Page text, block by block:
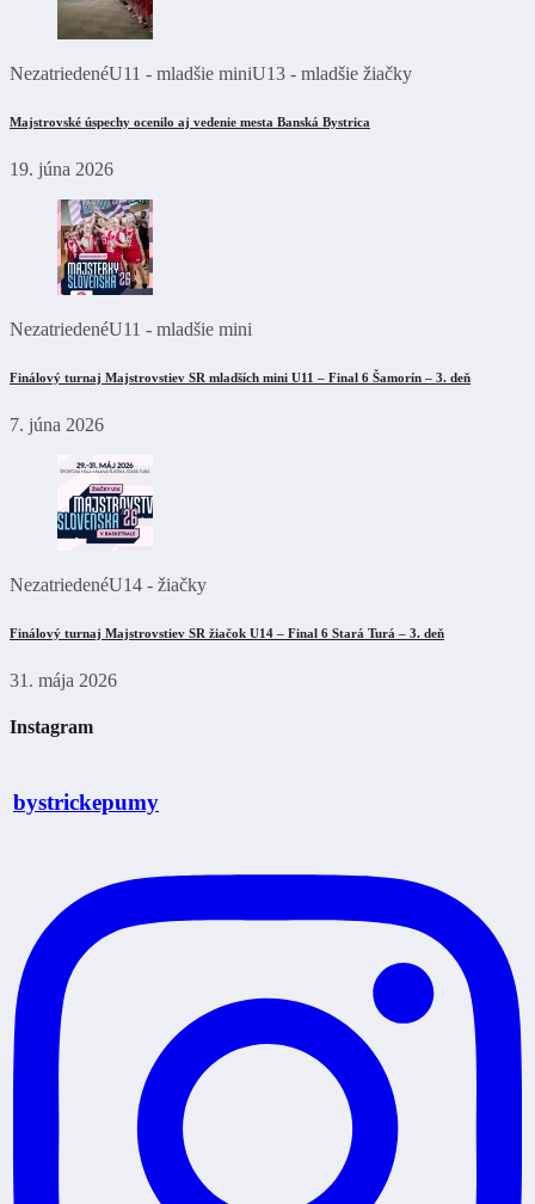
NezatriedenéU11 - mladšie miniU13 - mladšie žiačky
Majstrovské úspechy ocenilo aj vedenie mesta Banská Bystrica
19. júna 2026
NezatriedenéU11 - mladšie mini
Finálový turnaj Majstrovstiev SR mladších mini U11 – Final 6 Šamorín – 3. deň
7. júna 2026
NezatriedenéU14 - žiačky
Finálový turnaj Majstrovstiev SR žiačok U14 – Final 6 Stará Turá – 3. deň
31. mája 2026
Instagram
bystrickepumy